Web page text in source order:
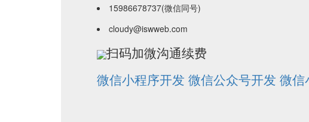
15986678737(微信同号)
cloudy@iswweb.com
扫码加微沟通续费
微信小程序开发 微信公众号开发 微信